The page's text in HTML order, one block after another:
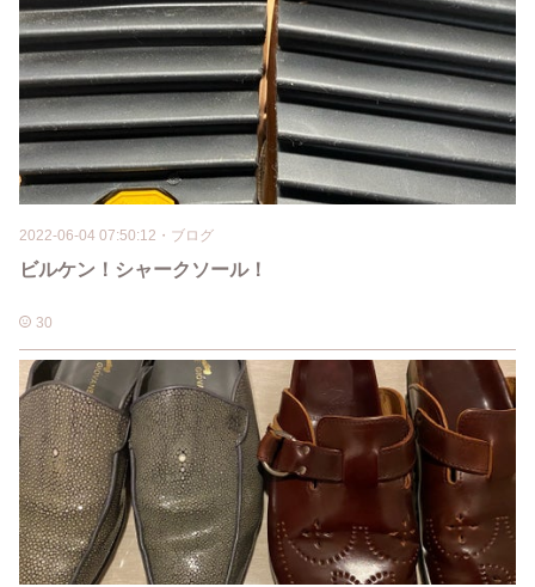
2022-06-04 07:50:12 ・ ブログ
ビルケン！シャークソール！
30